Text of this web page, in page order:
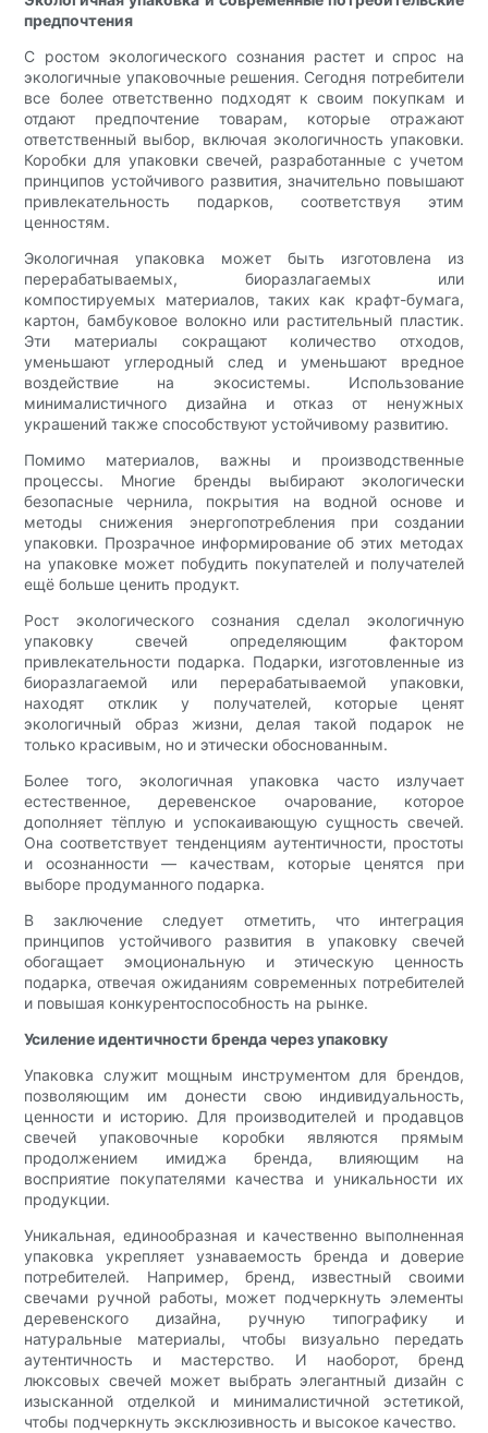
предпочтения
С ростом экологического сознания растет и спрос на
экологичные упаковочные решения. Сегодня потребители
все более ответственно подходят к своим покупкам и
отдают предпочтение товарам, которые отражают
ответственный выбор, включая экологичность упаковки.
Коробки для упаковки свечей, разработанные с учетом
принципов устойчивого развития, значительно повышают
привлекательность подарков, соответствуя этим
ценностям.
Экологичная упаковка может быть изготовлена ​​из
перерабатываемых, биоразлагаемых или
компостируемых материалов, таких как крафт-бумага,
картон, бамбуковое волокно или растительный пластик.
Эти материалы сокращают количество отходов,
уменьшают углеродный след и уменьшают вредное
воздействие на экосистемы. Использование
минималистичного дизайна и отказ от ненужных
украшений также способствуют устойчивому развитию.
Помимо материалов, важны и производственные
процессы. Многие бренды выбирают экологически
безопасные чернила, покрытия на водной основе и
методы снижения энергопотребления при создании
упаковки. Прозрачное информирование об этих методах
на упаковке может побудить покупателей и получателей
ещё больше ценить продукт.
Рост экологического сознания сделал экологичную
упаковку свечей определяющим фактором
привлекательности подарка. Подарки, изготовленные из
биоразлагаемой или перерабатываемой упаковки,
находят отклик у получателей, которые ценят
экологичный образ жизни, делая такой подарок не
только красивым, но и этически обоснованным.
Более того, экологичная упаковка часто излучает
естественное, деревенское очарование, которое
дополняет тёплую и успокаивающую сущность свечей.
Она соответствует тенденциям аутентичности, простоты
и осознанности — качествам, которые ценятся при
выборе продуманного подарка.
В заключение следует отметить, что интеграция
принципов устойчивого развития в упаковку свечей
обогащает эмоциональную и этическую ценность
подарка, отвечая ожиданиям современных потребителей
и повышая конкурентоспособность на рынке.
Усиление идентичности бренда через упаковку
Упаковка служит мощным инструментом для брендов,
позволяющим им донести свою индивидуальность,
ценности и историю. Для производителей и продавцов
свечей упаковочные коробки являются прямым
продолжением имиджа бренда, влияющим на
восприятие покупателями качества и уникальности их
продукции.
Уникальная, единообразная и качественно выполненная
упаковка укрепляет узнаваемость бренда и доверие
потребителей. Например, бренд, известный своими
свечами ручной работы, может подчеркнуть элементы
деревенского дизайна, ручную типографику и
натуральные материалы, чтобы визуально передать
аутентичность и мастерство. И наоборот, бренд
люксовых свечей может выбрать элегантный дизайн с
изысканной отделкой и минималистичной эстетикой,
чтобы подчеркнуть эксклюзивность и высокое качество.